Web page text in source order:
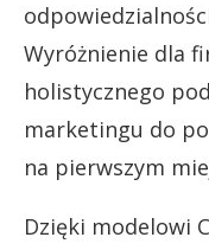
Wyróżnienie dla
holistycznego
marketingu do
na pierwszym
Dzięki modelowi